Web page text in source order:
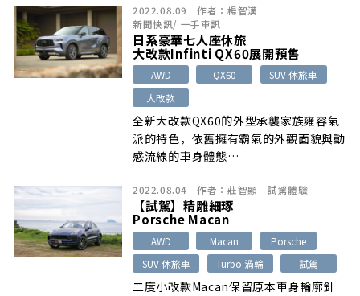
2022.08.09 作者： 楊智漢
新聞快訊/ 一手車訊
日系豪華七人座休旅
大改款Infinti QX60展開預售
AWD QX60
SUV 休旅車
大改款
全新大改款QX60的外型承襲家族雍容氣
派的特色，依舊擁有霸氣的外觀面貌與動
感流線的車身體態…
2022.08.04 作者： 莊智顯 試駕體驗
【試駕】精雕細琢
Porsche Macan
AWD Macan
Porsche
SUV 休旅車
Turbo 渦輪 試駕
二度小改款Macan保留原本車身輪廓針